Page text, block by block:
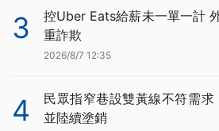
3
控Uber Eats給薪未一單一計
重詐欺
2026/8/7 12:35
4
民眾指窄巷設雙黃線不符需
並陸續塗銷